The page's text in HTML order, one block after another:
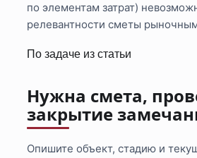
по элементам затрат)
релевантности сметы
По задаче из статьи
Нужна смета,
закрытие
Опишите объект, стадию и